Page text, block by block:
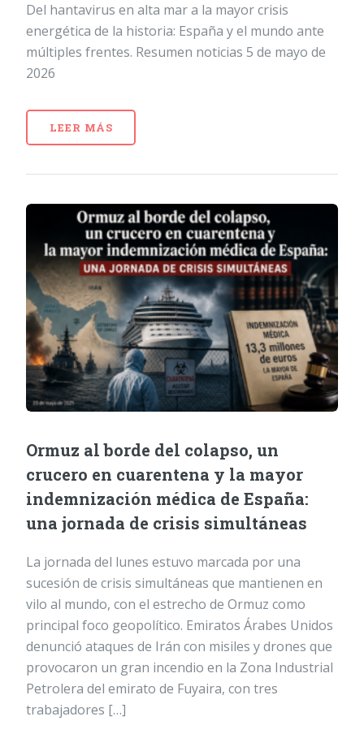
Del hantavirus en alta mar a la mayor crisis
energética de la historia: España y el mundo ante
múltiples frentes. Resumen noticias 5 de mayo de
2026
LEER MÁS
Ormuz al borde del colapso, un
crucero en cuarentena y la mayor
indemnización médica de España:
una jornada de crisis simultáneas
La jornada del lunes estuvo marcada por una
sucesión de crisis simultáneas que mantienen en
vilo al mundo, con el estrecho de Ormuz como
principal foco geopolítico. Emiratos Árabes Unidos
denunció ataques de Irán con misiles y drones que
provocaron un gran incendio en la Zona Industrial
Petrolera del emirato de Fuyaira, con tres
trabajadores […]